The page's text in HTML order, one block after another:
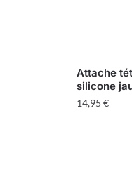
Attache
silicone
14,95 €